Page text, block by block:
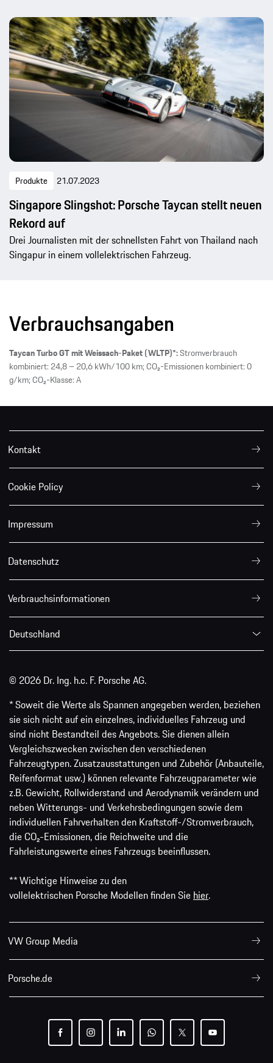
Produkte 21.07.2023
Singapore Slingshot: Porsche Taycan stellt neuen
Rekord auf
Drei Journalisten mit der schnellsten Fahrt von Thailand nach
Singapur in einem vollelektrischen Fahrzeug.
Verbrauchsangaben
Taycan Turbo GT mit Weissach-Paket (WLTP)*:Stromverbrauch
kombiniert: 24,8 – 20,6 kWh/100 km; CO₂-Emissionen kombiniert: 0
g/km; CO₂-Klasse: A
Kontakt
Cookie Policy
Impressum
Datenschutz
Verbrauchsinformationen
Deutschland
© 2026 Dr. Ing. h.c. F. Porsche AG.
* Soweit die Werte als Spannen angegeben werden, beziehen
sie sich nicht auf ein einzelnes, individuelles Fahrzeug und
sind nicht Bestandteil des Angebots. Sie dienen allein
Vergleichszwecken zwischen den verschiedenen
Fahrzeugtypen. Zusatzausstattungen und Zubehör (Anbauteile,
Reifenformat usw.) können relevante Fahrzeugparameter wie
z.B. Gewicht, Rollwiderstand und Aerodynamik verändern und
neben Witterungs- und Verkehrsbedingungen sowie dem
individuellen Fahrverhalten den Kraftstoff-/Stromverbrauch,
die CO₂-Emissionen, die Reichweite und die
Fahrleistungswerte eines Fahrzeugs beeinflussen.
** Wichtige Hinweise zu den
vollelektrischen Porsche Modellen finden Sie hier.
VW Group Media
Porsche.de